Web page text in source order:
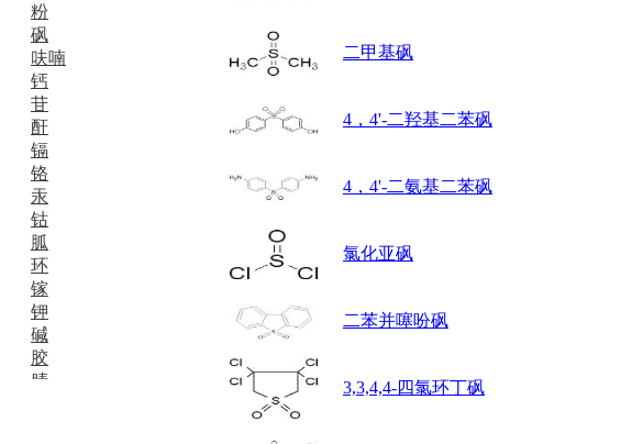
粉
砜
呋喃
钙
苷
酐
镉
铬
汞
钴
胍
环
镓
钾
碱
胶
腈
二甲基砜
4，4'-二羟基二苯砜
4，4'-二氨基二苯砜
氯化亚砜
二苯并噻吩砜
3,3,4,4-四氯环丁砜